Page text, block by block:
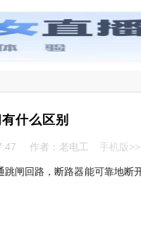
什么区别
作者：老电工 手机版>>
闸回路，断路器能可靠地断